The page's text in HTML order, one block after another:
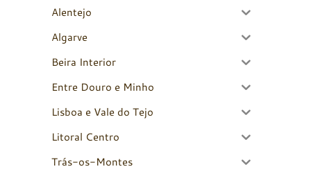
Alentejo
Algarve
Beira Interior
Entre Douro e Minho
Lisboa e Vale do Tejo
Litoral Centro
Trás-os-Montes